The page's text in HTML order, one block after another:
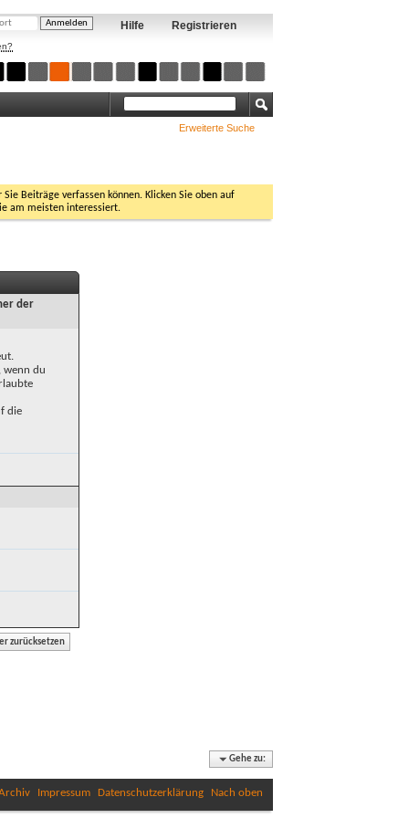
Registrieren
Hilfe
Erweiterte Suche
Sie Beiträge verfassen können. Klicken Sie oben auf
am meisten interessiert.
der
wenn du
die
Gehe zu:
Impressum Datenschutzerklärung Nach oben